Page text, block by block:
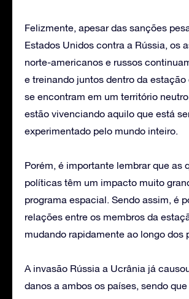
Felizmente, apesar das sanções
Estados Unidos contra a Rússia, os
norte-americanos e russos
e treinando juntos dentro da estação
se encontram em um território
estão vivenciando aquilo que está
experimentado pelo mundo inteiro.
Porém, é importante lembrar que as
políticas têm um impacto muito
programa espacial. Sendo assim, é
relações entre os membros da
mudando rapidamente ao longo dos
A invasão Rússia a Ucrânia já
danos a ambos os países, sendo